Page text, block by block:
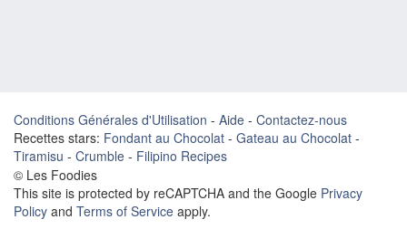
Conditions Générales d'Utilisation - Aide - Contactez-nous
Recettes stars: Fondant au Chocolat - Gateau au Chocolat -
Tiramisu - Crumble - Filipino Recipes
© Les Foodies
This site is protected by reCAPTCHA and the Google Privacy
Policy and Terms of Service apply.